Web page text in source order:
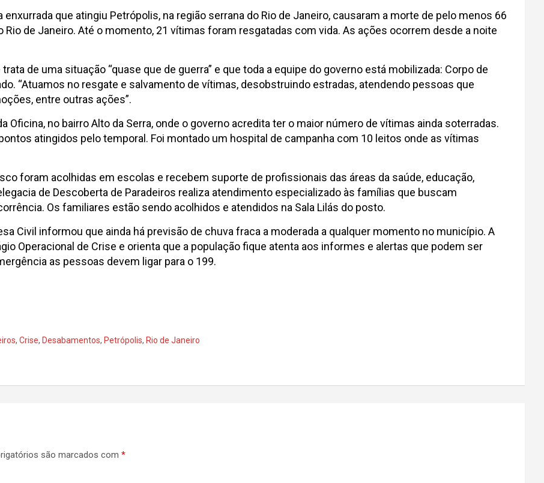
que atingiu Petrópolis, na região serrana do Rio de Janeiro, causaram a morte de pelo menos 66
Rio de Janeiro. Até o momento, 21 vítimas foram resgatadas com vida. As ações ocorrem desde a noite
de uma situação “quase que de guerra” e que toda a equipe do governo está mobilizada: Corpo de
“Atuamos no resgate e salvamento de vítimas, desobstruindo estradas, atendendo pessoas que
entre outras ações”.
Oficina, no bairro Alto da Serra, onde o governo acredita ter o maior número de vítimas ainda soterradas.
atingidos pelo temporal. Foi montado um hospital de campanha com 10 leitos onde as vítimas
foram acolhidas em escolas e recebem suporte de profissionais das áreas da saúde, educação,
de Descoberta de Paradeiros realiza atendimento especializado às famílias que buscam
Os familiares estão sendo acolhidos e atendidos na Sala Lilás do posto.
Civil informou que ainda há previsão de chuva fraca a moderada a qualquer momento no município. A
Operacional de Crise e orienta que a população fique atenta aos informes e alertas que podem ser
as pessoas devem ligar para o 199.
, Crise, Desabamentos, Petrópolis, Rio de Janeiro
são marcados com *